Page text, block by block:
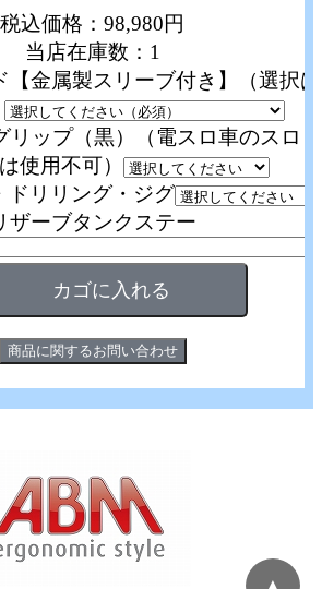
税込価格：98,980円
当店在庫数：1
金属製スリーブ付き】（選択は
リップ（黒）（電スロ車のスロッ
使用不可）
ドリリング・ジグ
ザーブタンクステー